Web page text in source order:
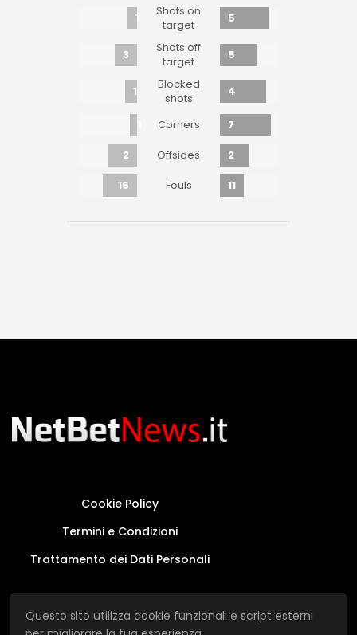
Questo sito utilizza cookie funzionali e script esterni
1
Shots on
target
5
3
Shots off
target
5
1
Blocked
shots
4
Corners
7
2
Offsides
2
16
Fouls 11
Cookie Policy
Termini e Condizioni
Trattamento dei Dati Personali
Questo sito non rappresenta una testata
giornalistica in quanto viene aggiornato senza